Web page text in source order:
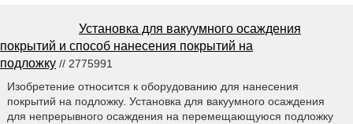
Установка для вакуумного осаждения
покрытий и способ нанесения покрытий на
подложку // 2775991
Изобретение относится к оборудованию для нанесения
покрытий на подложку. Установка для вакуумного осаждения
для непрерывного осаждения на перемещающуюся подложку